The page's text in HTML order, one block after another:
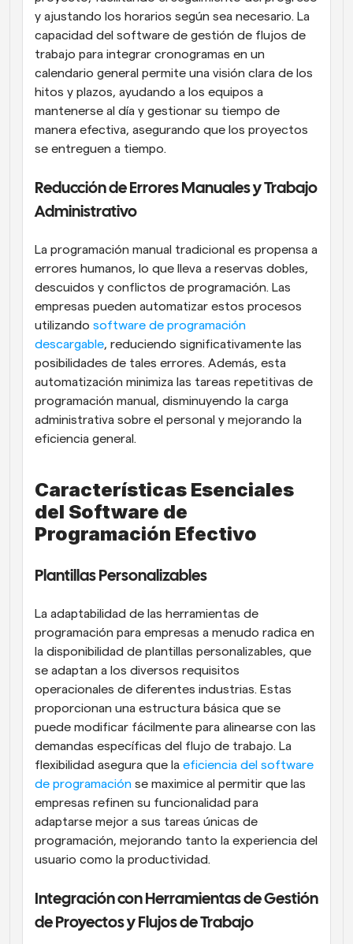
y ajustando los horarios según sea necesario. La
capacidad del software de gestión de flujos de
trabajo para integrar cronogramas en un
calendario general permite una visión clara de los
hitos y plazos, ayudando a los equipos a
mantenerse al día y gestionar su tiempo de
manera efectiva, asegurando que los proyectos
se entreguen a tiempo.
Reducción de Errores Manuales y Trabajo
Administrativo
La programación manual tradicional es propensa a
errores humanos, lo que lleva a reservas dobles,
descuidos y conflictos de programación. Las
empresas pueden automatizar estos procesos
utilizando software de programación
descargable, reduciendo significativamente las
posibilidades de tales errores. Además, esta
automatización minimiza las tareas repetitivas de
programación manual, disminuyendo la carga
administrativa sobre el personal y mejorando la
eficiencia general.
Características Esenciales
del Software de
Programación Efectivo
Plantillas Personalizables
La adaptabilidad de las herramientas de
programación para empresas a menudo radica en
la disponibilidad de plantillas personalizables, que
se adaptan a los diversos requisitos
operacionales de diferentes industrias. Estas
proporcionan una estructura básica que se
puede modificar fácilmente para alinearse con las
demandas específicas del flujo de trabajo. La
flexibilidad asegura que la eficiencia del software
de programación se maximice al permitir que las
empresas refinen su funcionalidad para
adaptarse mejor a sus tareas únicas de
programación, mejorando tanto la experiencia del
usuario como la productividad.
Integración con Herramientas de Gestión
de Proyectos y Flujos de Trabajo